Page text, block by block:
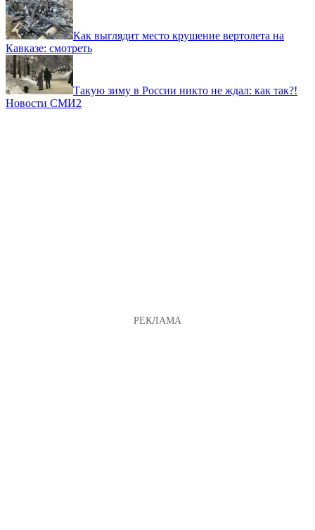
Как выглядит место крушение вертолета на
Кавказе: смотреть
Такую зиму в России никто не ждал: как так?!
Новости СМИ2